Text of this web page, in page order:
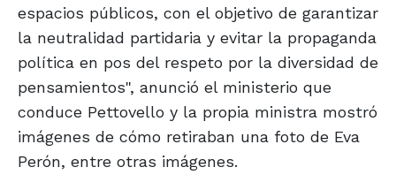
espacios públicos, con el objetivo de garantizar
la neutralidad partidaria y evitar la propaganda
política en pos del respeto por la diversidad de
pensamientos", anunció el ministerio que
conduce Pettovello y la propia ministra mostró
imágenes de cómo retiraban una foto de Eva
Perón, entre otras imágenes.